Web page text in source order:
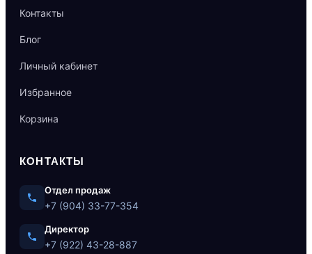
Контакты
Блог
Личный кабинет
Избранное
Корзина
КОНТАКТЫ
Отдел продаж
+7 (904) 33-77-354
Директор
+7 (922) 43-28-887